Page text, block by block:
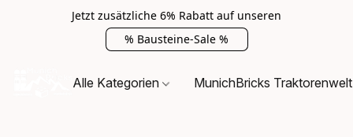
Jetzt zusätzliche 6% Rabatt auf unseren
% Bausteine-Sale %
Alle Kategorien MunichBricks Traktorenwelt